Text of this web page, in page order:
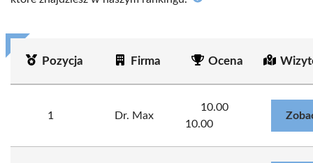
Pozycja Firma Ocena
1 Dr. Max
10.00
10.00